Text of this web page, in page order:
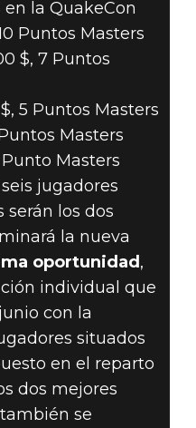
en la QuakeCon
Puntos Masters
$, 7 Puntos
$, 5 Puntos Masters
Puntos Masters
Punto Masters
jugadores
serán los dos
la nueva
oportunidad ,
individual que
con la
situados
en el reparto
dos mejores
se